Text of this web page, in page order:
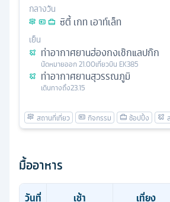
กลางวัน
ซิตี้ เกท เอาท์เล็ท
เย็น
ท่าอากาศยานฮ่องกงเช๊กแลปก๊ก
นัดหมายออก21.00เที่ยวบิน EK385
ท่าอากาศยานสุวรรณภูมิ
เดินทางถึง23.15
มื้ออาหาร
วันที่ เช้า เที่ยง